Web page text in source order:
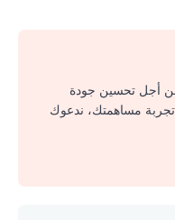
من أجل تحسين جودة
تجربة مساهمتك، ندعوك